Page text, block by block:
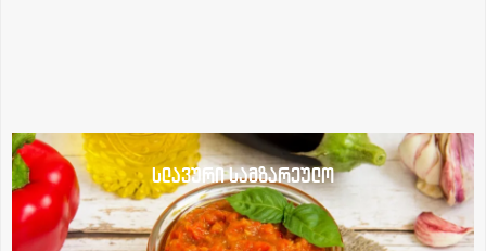
სლავური სამზარეულო